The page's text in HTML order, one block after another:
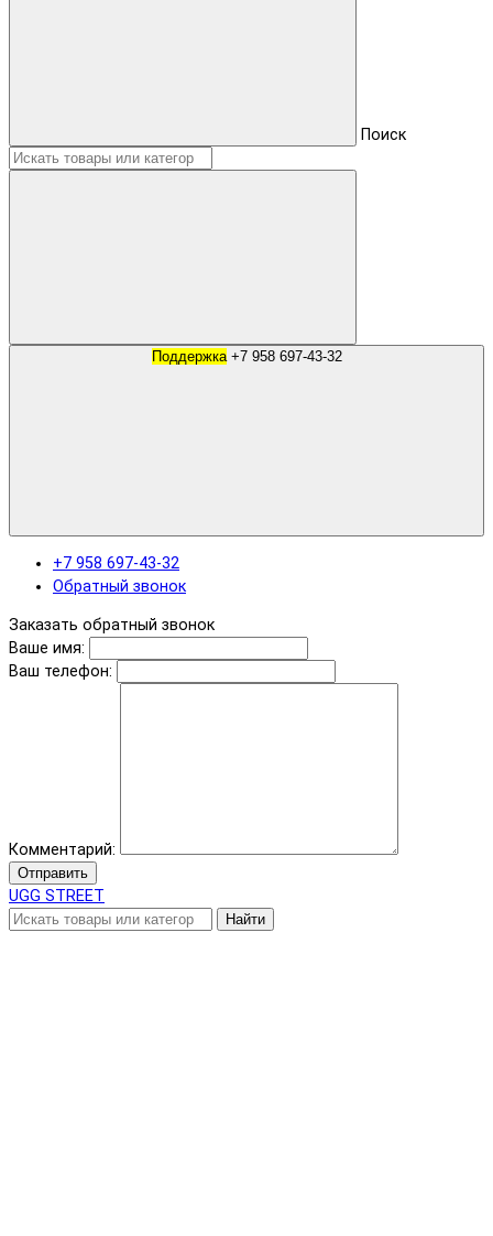
Поиск
Поддержка +7 958 697-43-32
+7 958 697-43-32
Обратный звонок
Заказать обратный звонок
Ваше имя:
Ваш телефон:
Комментарий:
Отправить
UGG STREET
Найти